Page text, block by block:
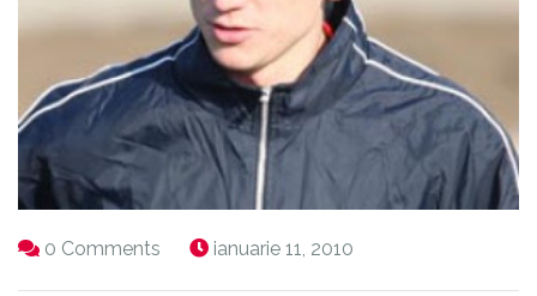
0 Comments ianuarie 11, 2010